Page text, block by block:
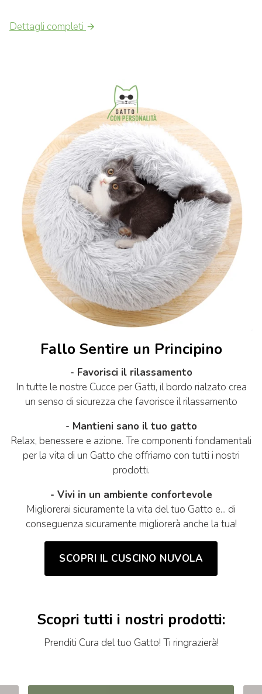
Dettagli completi arrow_forward
Fallo Sentire un Principino
- Favorisci il rilassamento
In tutte le nostre Cucce per Gatti, il bordo rialzato crea
un senso di sicurezza che favorisce il rilassamento
- Mantieni sano il tuo gatto
Relax, benessere e azione. Tre componenti fondamentali
per la vita di un Gatto che offriamo con tutti i nostri
prodotti.
- Vivi in un ambiente confortevole
Migliorerai sicuramente la vita del tuo Gatto e... di
conseguenza sicuramente migliorerà anche la tua!
SCOPRI IL CUSCINO NUVOLA
Scopri tutti i nostri prodotti:
Prenditi Cura del tuo Gatto! Ti ringrazierà!